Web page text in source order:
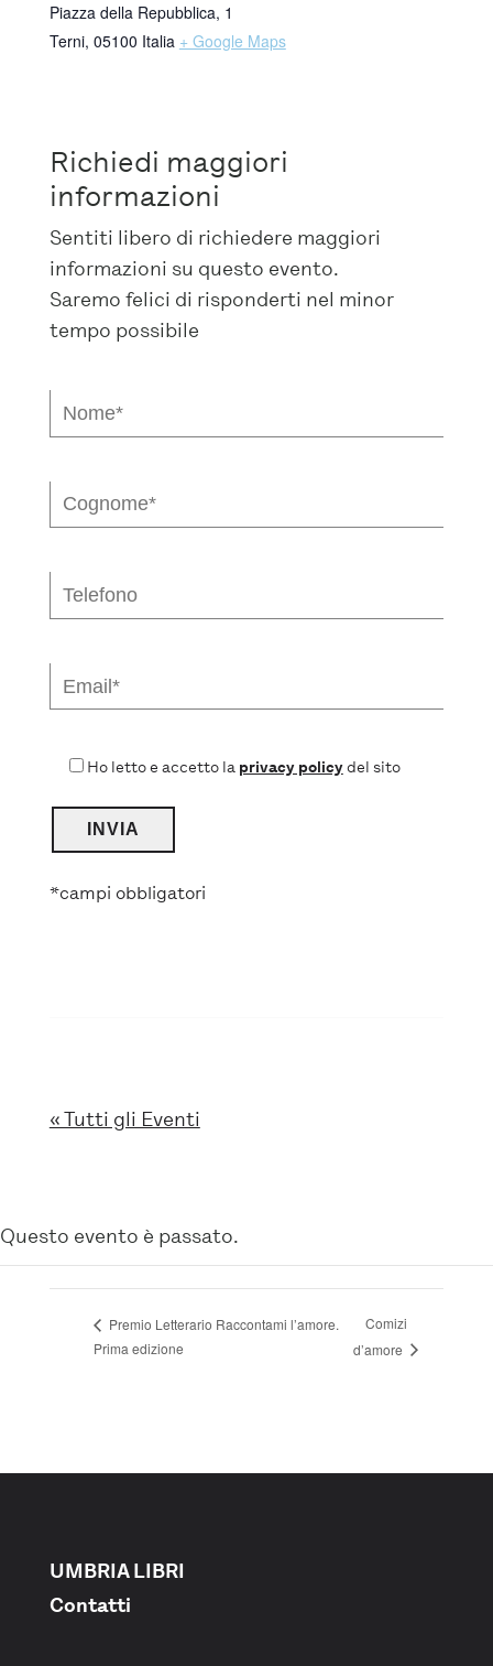
Piazza della Repubblica, 1
Terni, 05100 Italia + Google Maps
Richiedi maggiori
informazioni
Sentiti libero di richiedere maggiori
informazioni su questo evento.
Saremo felici di risponderti nel minor
tempo possibile
Ho letto e accetto la privacy policydel sito
*campi obbligatori
« Tutti gli Eventi
Questo evento è passato.
Premio Letterario Raccontami l’amore.
Prima edizione
Comizi
d’amore
UMBRIA LIBRI
Contatti